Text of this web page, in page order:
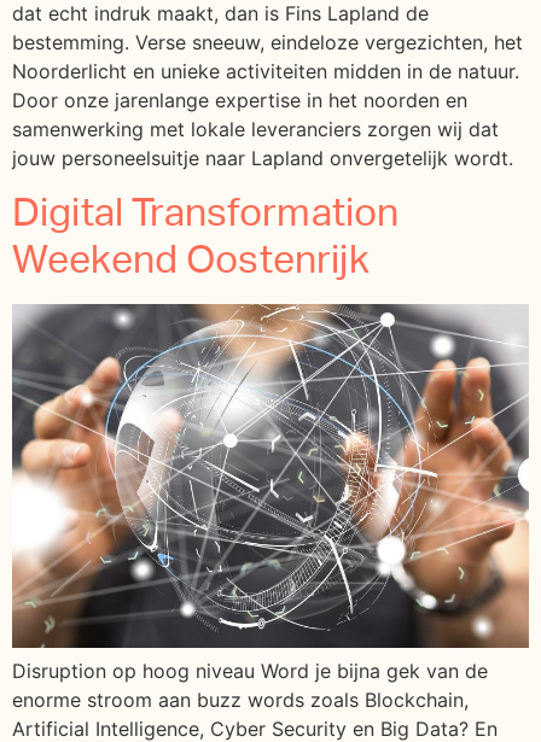
dat echt indruk maakt, dan is Fins Lapland de
bestemming. Verse sneeuw, eindeloze vergezichten, het
Noorderlicht en unieke activiteiten midden in de natuur.
Door onze jarenlange expertise in het noorden en
samenwerking met lokale leveranciers zorgen wij dat
jouw personeelsuitje naar Lapland onvergetelijk wordt.
Digital Transformation
Weekend Oostenrijk
Disruption op hoog niveau Word je bijna gek van de
enorme stroom aan buzz words zoals Blockchain,
Artificial Intelligence, Cyber Security en Big Data? En